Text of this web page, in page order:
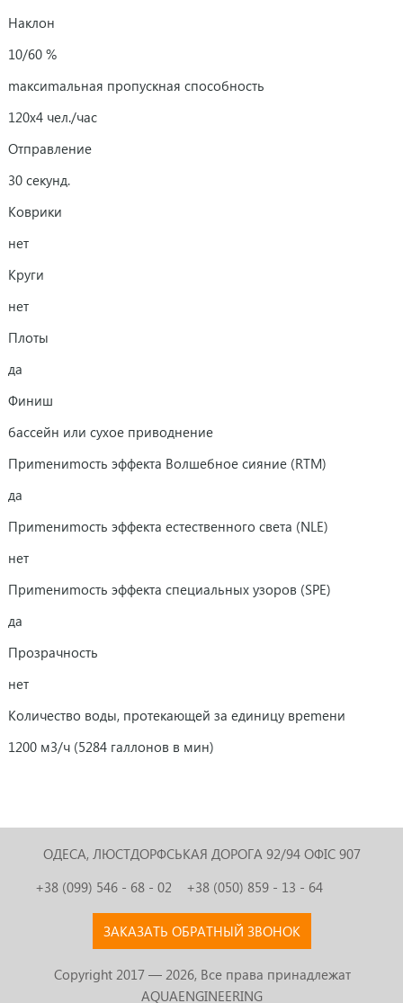
Наклон
10/60 %
mаксиmальная пропускная способность
120x4 чел./час
Отправление
30 секунд.
Коврики
нет
Круги
нет
Плоты
да
Финиш
бассейн или сухое приводнение
Приmениmость эффекта Волшебное сияние (RTM)
да
Приmениmость эффекта естественного света (NLE)
нет
Приmениmость эффекта специальных узоров (SPE)
да
Прозрачность
нет
Количество воды, протекающей за единицу вреmени
1200 м3/ч (5284 галлонов в мин)
ОДЕСА, ЛЮСТДОРФСЬКАЯ ДОРОГА 92/94ОФІС 907
+38 (099) 546 - 68 - 02
+38 (050) 859 - 13 - 64
ЗАКАЗАТЬ ОБРАТНЫЙ ЗВОНОК
Copyright 2017 — 2026, Все права принадлежат
AQUAENGINEERING